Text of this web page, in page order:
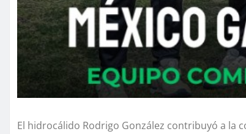
El hidrocálido Rodrigo González contribuyó a la